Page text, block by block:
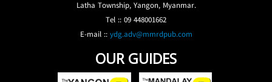
Latha Township, Yangon, Myanmar.
Tel :: 09 448001662
E-mail ::ydg.adv@mmrdpub.com
OUR GUIDES